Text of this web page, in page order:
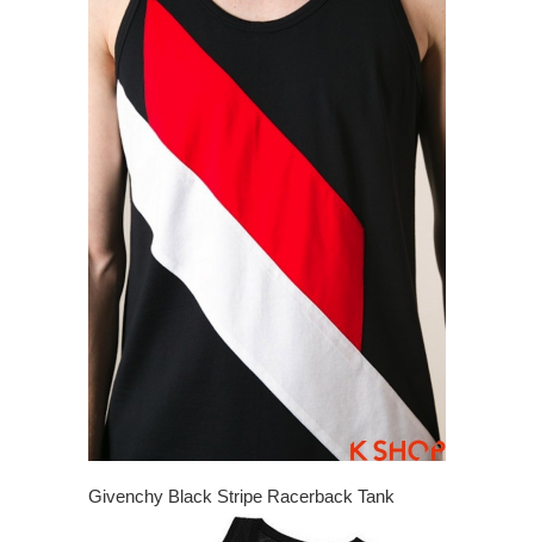
Givenchy Black Stripe Racerback Tank